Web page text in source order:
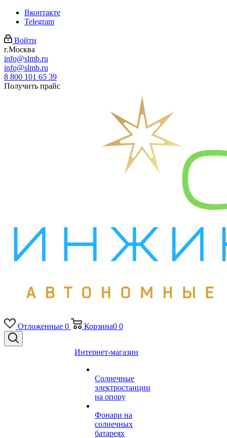
Вконтакте
Telegram
Войти
г.Москва
info@slmb.ru
info@slmb.ru
8 800 101 65 39
Получить прайс
Отложенные 0 Корзина0 0
Интернет-магазин
Солнечные
электростанции
на опору
Фонари на
солнечных
батареях